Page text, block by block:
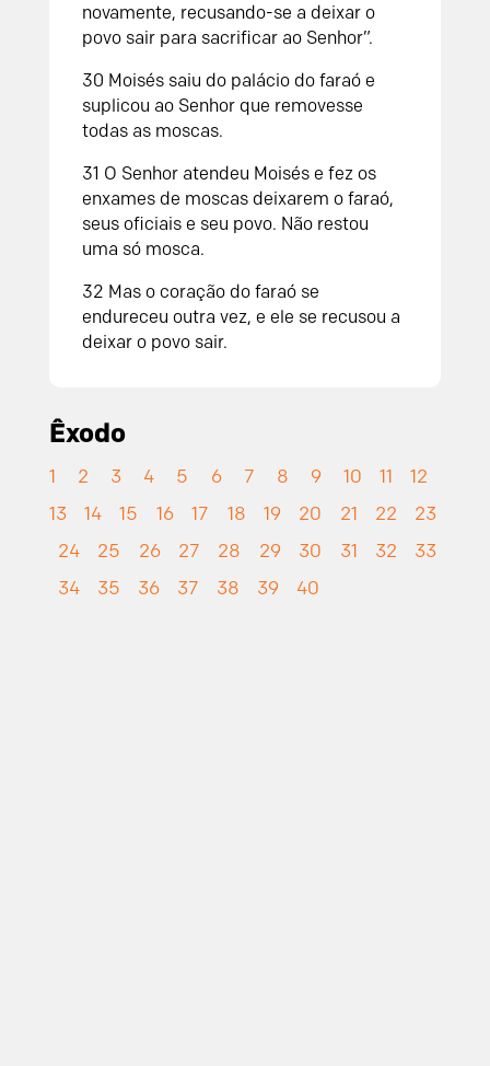
novamente, recusando-se a deixar o
povo sair para sacrificar ao Senhor”.
30 Moisés saiu do palácio do faraó e
suplicou ao Senhor que removesse
todas as moscas.
31 O Senhor atendeu Moisés e fez os
enxames de moscas deixarem o faraó,
seus oficiais e seu povo. Não restou
uma só mosca.
32 Mas o coração do faraó se
endureceu outra vez, e ele se recusou a
deixar o povo sair.
Êxodo
1 2 3 4 5 6 7 8 9 10 11
12
13
14 15 16 17 18 19 20 21 22
23
24
25 26 27 28 29 30 31 32
33
34
35 36 37 38 39 40